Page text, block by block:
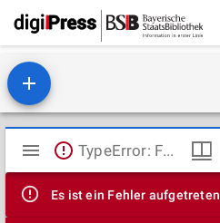
Mirador
Viewer
TypeError: Failed to fetch
Es ist ein Fehler aufgetreten